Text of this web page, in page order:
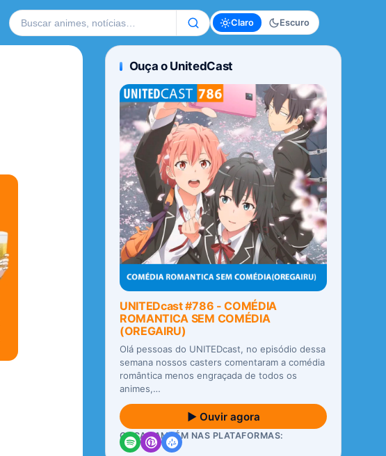
Buscar no site Claro Escuro
Ouça o UnitedCast
UNITEDcast #786 - COMÉDIA
ROMANTICA SEM COMÉDIA
(OREGAIRU)
Olá pessoas do UNITEDcast, no episódio dessa
semana nossos casters comentaram a comédia
romântica menos engraçada de todos os
animes,…
▶ Ouvir agora
OUÇA TAMBÉM NAS PLATAFORMAS: